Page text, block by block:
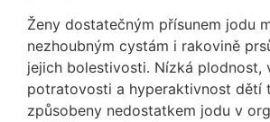
Ženy dostatečným přísunem jodu
nezhoubným cystám i rakovině
jejich bolestivosti. Nízká plodnost,
potratovosti a hyperaktivnost dětí
způsobeny nedostatkem jodu v